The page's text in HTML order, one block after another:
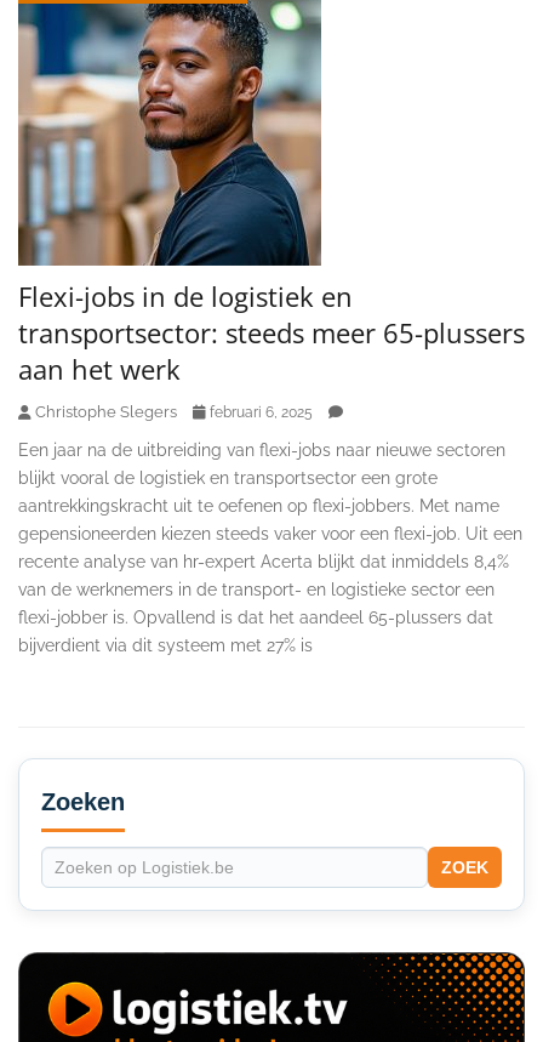
Flexi-jobs in de logistiek en
transportsector: steeds meer 65-plussers
aan het werk
Christophe Slegers februari 6, 2025
Een jaar na de uitbreiding van flexi-jobs naar nieuwe sectoren
blijkt vooral de logistiek en transportsector een grote
aantrekkingskracht uit te oefenen op flexi-jobbers. Met name
gepensioneerden kiezen steeds vaker voor een flexi-job. Uit een
recente analyse van hr-expert Acerta blijkt dat inmiddels 8,4%
van de werknemers in de transport- en logistieke sector een
flexi-jobber is. Opvallend is dat het aandeel 65-plussers dat
bijverdient via dit systeem met 27% is
Secondary
Sidebar
Zoeken
ZOEK